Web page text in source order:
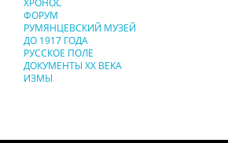
ФОРУМ
РУМЯНЦЕВСКИЙ МУЗЕЙ
ДО 1917 ГОДА
РУССКОЕ ПОЛЕ
ДОКУМЕНТЫ XX ВЕКА
ИЗМЫ